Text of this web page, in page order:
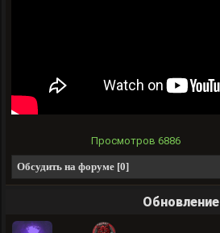
Просмотров 6886
Обсудить на форуме [0]
Обновление